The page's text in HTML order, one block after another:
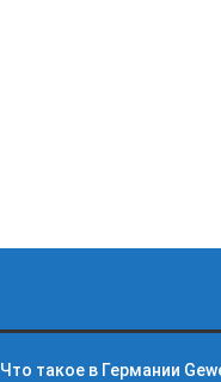
Что такое в Германии